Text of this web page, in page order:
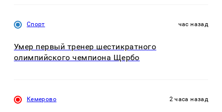
Спорт час назад
Умер первый тренер шестикратного
олимпийского чемпиона Щербо
Кемерово 2 часа назад